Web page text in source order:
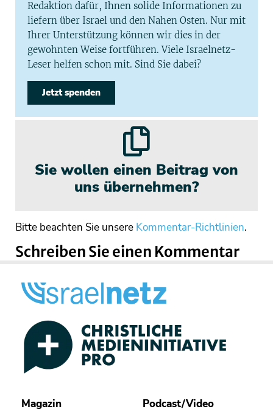
Redaktion dafür, Ihnen solide Informationen zu
liefern über Israel und den Nahen Osten. Nur mit
Ihrer Unterstützung können wir dies in der
gewohnten Weise fortführen. Viele Israelnetz-
Leser helfen schon mit. Sind Sie dabei?
Jetzt spenden
Sie wollen einen Beitrag von
uns übernehmen?
Bitte beachten Sie unsere Kommentar-Richtlinien.
Schreiben Sie einen Kommentar
Magazin Podcast/Video